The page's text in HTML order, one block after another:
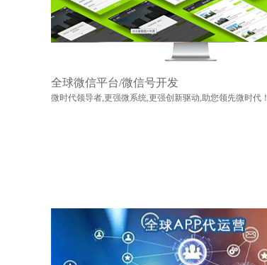
全球微信平台/微信号开发
微时代领导者,更强微系统,更强创新驱动,助您领先微时代！